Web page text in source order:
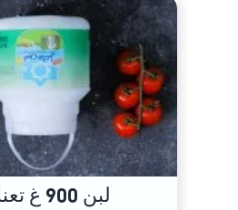
لبن 900 غ تعنايل